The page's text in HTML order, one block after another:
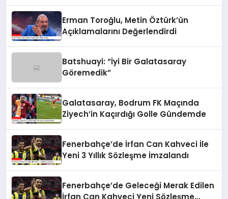
Erman Toroğlu, Metin Öztürk’ün
Açıklamalarını Değerlendirdi
Batshuayi: “İyi Bir Galatasaray
Göremedik”
Galatasaray, Bodrum FK Maçında
Ziyech’in Kaçırdığı Golle Gündemde
Fenerbahçe’de İrfan Can Kahveci İle
Yeni 3 Yıllık Sözleşme İmzalandı
Fenerbahçe’de Geleceği Merak Edilen